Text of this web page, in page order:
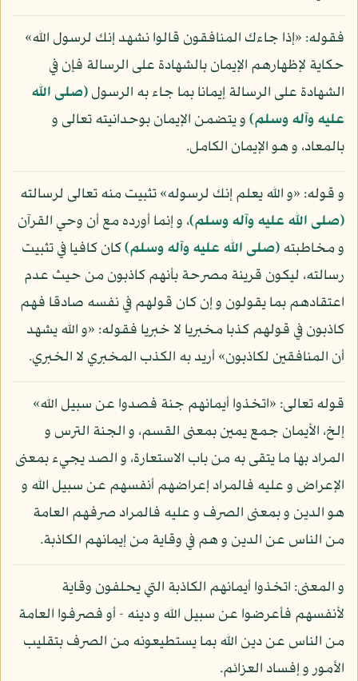
فقوله: «إذا جاءك المنافقون قالوا نشهد إنك لرسول الله»
حكاية لإظهارهم الإيمان بالشهادة على الرسالة فإن في
الشهادة على الرسالة إيمانا بما جاء به الرسول(صلى الله
عليه وآله وسلم)و يتضمن الإيمان بوحدانيته تعالى و
بالمعاد، و هو الإيمان الكامل.
و قوله: «و الله يعلم إنك لرسوله» تثبيت منه تعالى لرسالته
(صلى الله عليه وآله وسلم)، و إنما أورده مع أن وحي القرآن
و مخاطبته(صلى الله عليه وآله وسلم)كان كافيا في تثبيت
رسالته، ليكون قرينة مصرحة بأنهم كاذبون من حيث عدم
اعتقادهم بما يقولون و إن كان قولهم في نفسه صادقا فهم
كاذبون في قولهم كذبا مخبريا لا خبريا فقوله: «و الله يشهد
أن المنافقين لكاذبون» أريد به الكذب المخبري لا الخبري.
قوله تعالى: «اتخذوا أيمانهم جنة فصدوا عن سبيل الله»
إلخ، الأيمان جمع يمين بمعنى القسم، و الجنة الترس و
المراد بها ما يتقى به من باب الاستعارة، و الصد يجيء بمعنى
الإعراض و عليه فالمراد إعراضهم أنفسهم عن سبيل الله و
هو الدين و بمعنى الصرف و عليه فالمراد صرفهم العامة
من الناس عن الدين و هم في وقاية من إيمانهم الكاذبة.
و المعنى: اتخذوا أيمانهم الكاذبة التي يحلفون وقاية
لأنفسهم فأعرضوا عن سبيل الله و دينه - أو فصرفوا العامة
من الناس عن دين الله بما يستطيعونه من الصرف بتقليب
الأمور و إفساد العزائم.